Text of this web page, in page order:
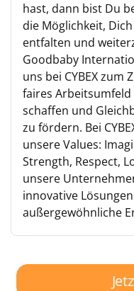
hast, dann bist Du
die Möglichkeit,
entfalten und
Goodbaby
uns bei CYBEX zum
faires
schaffen und
zu fördern. Bei
unsere Values:
Strength, Respect,
unsere
innovative
außergewöhnliche